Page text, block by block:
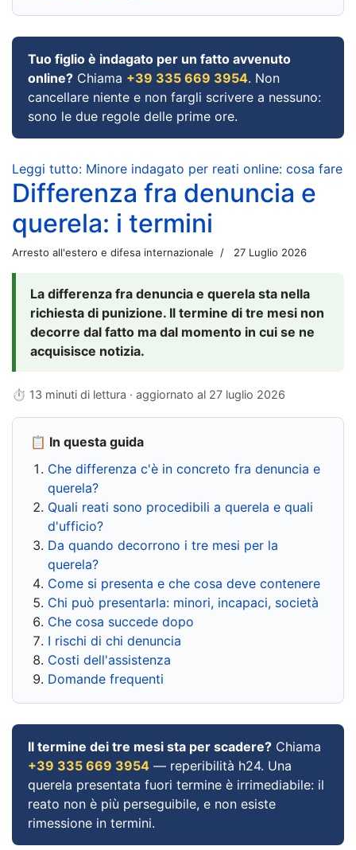
Tuo figlio è indagato per un fatto avvenuto
online? Chiama +39 335 669 3954. Non
cancellare niente e non fargli scrivere a nessuno:
sono le due regole delle prime ore.
Leggi tutto: Minore indagato per reati online: cosa fare
Differenza fra denuncia e
querela: i termini
Arresto all'estero e difesa internazionale 27 Luglio 2026
La differenza fra denuncia e querela sta nella
richiesta di punizione. Il termine di tre mesi non
decorre dal fatto ma dal momento in cui se ne
acquisisce notizia.
⏱ 13 minuti di lettura · aggiornato al 27 luglio 2026
📋 In questa guida
Che differenza c'è in concreto fra denuncia e
querela?
Quali reati sono procedibili a querela e quali
d'ufficio?
Da quando decorrono i tre mesi per la
querela?
Come si presenta e che cosa deve contenere
Chi può presentarla: minori, incapaci, società
Che cosa succede dopo
I rischi di chi denuncia
Costi dell'assistenza
Domande frequenti
Il termine dei tre mesi sta per scadere? Chiama
+39 335 669 3954 — reperibilità h24. Una
querela presentata fuori termine è irrimediabile: il
reato non è più perseguibile, e non esiste
rimessione in termini.